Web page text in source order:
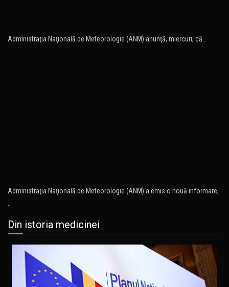
Administraţia Naţională de Meteorologie (ANM) anunţă, miercuri, că…
Administraţia Naţională de Meteorologie (ANM) a emis o nouă informare,
Din istoria medicinei